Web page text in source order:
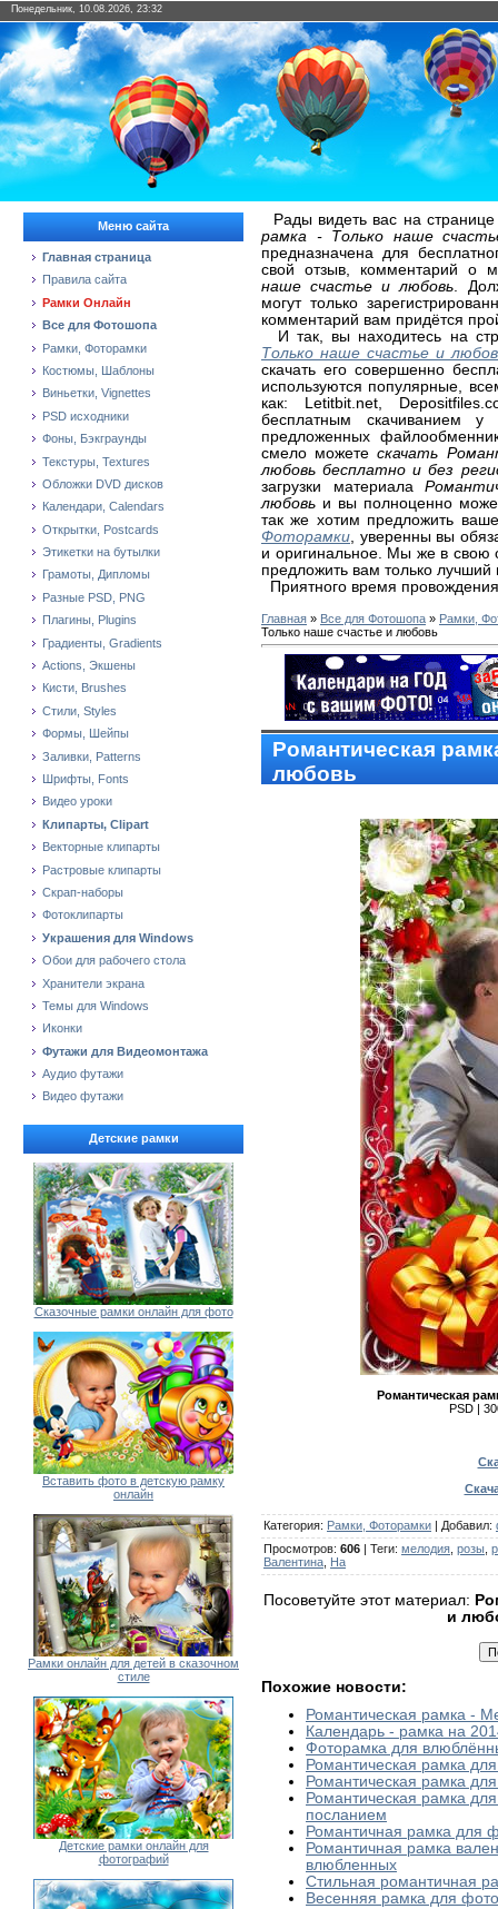
Понедельник, 10.08.2026, 23:32
Меню сайта
Главная страница
Правила сайта
Рамки Онлайн
Все для Фотошопа
Рамки, Фоторамки
Костюмы, Шаблоны
Виньетки, Vignettes
PSD исходники
Фоны, Бэкграунды
Текстуры, Textures
Обложки DVD дисков
Календари, Calendars
Открытки, Postcards
Этикетки на бутылки
Грамоты, Дипломы
Разные PSD, PNG
Плагины, Plugins
Градиенты, Gradients
Actions, Экшены
Кисти, Brushes
Стили, Styles
Формы, Шейпы
Заливки, Patterns
Шрифты, Fonts
Видео уроки
Клипарты, Clipart
Векторные клипарты
Растровые клипарты
Скрап-наборы
Фотоклипарты
Украшения для Windows
Обои для рабочего стола
Хранители экрана
Темы для Windows
Иконки
Футажи для Видеомонтажа
Аудио футажи
Видео футажи
Детские рамки
Сказочные рамки онлайн для фото
Вставить фото в детскую рамку
онлайн
Рамки онлайн для детей в сказочном
стиле
Детские рамки онлайн для
фотографий
Рады видеть вас на
рамка - Только наше
предназначена для
свой отзыв, комментарий о
наше счастье и любовь.
могут только
комментарий вам придётся
И так, вы находитесь на
Только наше счастье и
скачать его совершенно
используются популярные,
как: Letitbit.net,
бесплатным скачиванием
предложенных
смело можетескачать
любовь бесплатно и без
загрузки материала
любовь и вы полноценно
так же хотим предложить
Фоторамки, уверенны вы
и оригинальное. Мы же в свою
предложить вам только
Приятного время
Главная » Все для Фотошопа » Рамки,
Только наше счастье и любовь
Романтическая
любовь
Романтическая
PSD |
Категория: Рамки, Фоторамки | Добавил:
Просмотров: 606 | Теги: мелодия розы
Валентина На
Посоветуйте этот материал:
и
Похожие новости:
Романтическая рамка -
Календарь - рамка на
Фоторамка для
Романтическая рамка
Романтическая рамка
Романтическая рамка
посланием
Романтичная рамка для
Романтичная рамка
влюбленных
Стильная романтичная
Весенняя рамка для